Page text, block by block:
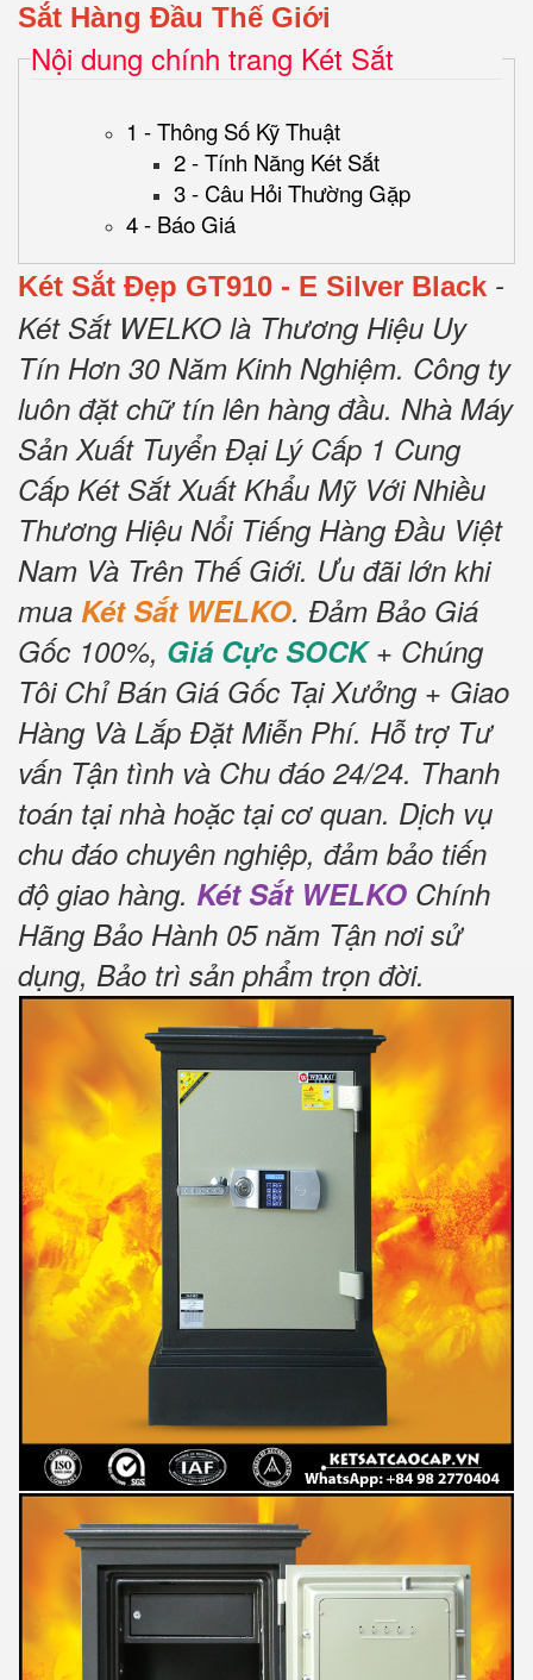
Sắt Hàng Đầu Thế Giới
Nội dung chính trang Két Sắt
1 - Thông Số Kỹ Thuật
2 - Tính Năng Két Sắt
3 - Câu Hỏi Thường Gặp
4 - Báo Giá
Két Sắt Đẹp GT910 - E Silver Black -
Két Sắt WELKO là Thương Hiệu Uy
Tín Hơn 30 Năm Kinh Nghiệm. Công ty
luôn đặt chữ tín lên hàng đầu. Nhà Máy
Sản Xuất Tuyển Đại Lý Cấp 1 Cung
Cấp Két Sắt Xuất Khẩu Mỹ Với Nhiều
Thương Hiệu Nổi Tiếng Hàng Đầu Việt
Nam Và Trên Thế Giới. Ưu đãi lớn khi
mua Két Sắt WELKO. Đảm Bảo Giá
Gốc 100%, Giá Cực SOCK+ Chúng
Tôi Chỉ Bán Giá Gốc Tại Xưởng + Giao
Hàng Và Lắp Đặt Miễn Phí. Hỗ trợ Tư
vấn Tận tình và Chu đáo 24/24. Thanh
toán tại nhà hoặc tại cơ quan. Dịch vụ
chu đáo chuyên nghiệp, đảm bảo tiến
độ giao hàng. Két Sắt WELKO Chính
Hãng Bảo Hành 05 năm Tận nơi sử
dụng, Bảo trì sản phẩm trọn đời.